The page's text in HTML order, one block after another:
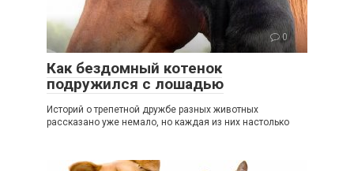
0
Как бездомный котенок
подружился с лошадью
Историй о трепетной дружбе разных животных
рассказано уже немало, но каждая из них настолько